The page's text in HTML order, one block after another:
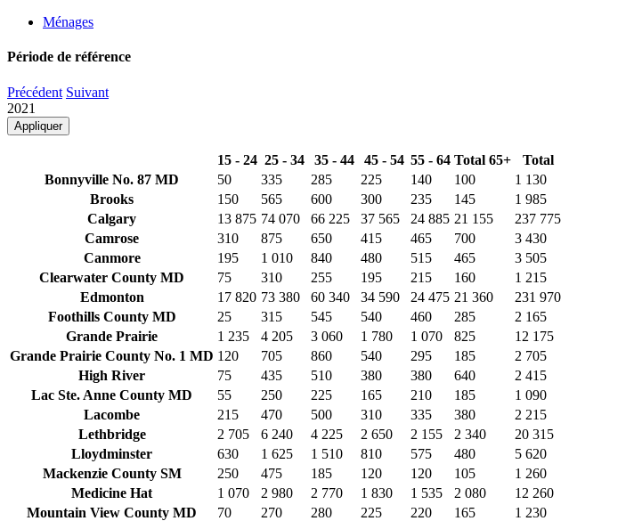
Ménages
Période de référence
Précédent Suivant
2021
Appliquer
15 - 24 25 - 34 35 - 44 45 - 54 55 - 64 Total 65+
Total
Bonnyville No. 87 MD
50 335 285 225 140 100
1 130
Brooks
150 565 600 300 235 145
1 985
Calgary
13 875 74 070 66 225 37 565 24 885 21 155
237 775
Camrose
310 875 650 415 465 700
3 430
Canmore
195 1 010 840 480 515 465
3 505
Clearwater County MD
75 310 255 195 215 160
1 215
Edmonton
17 820 73 380 60 340 34 590 24 475 21 360
231 970
Foothills County MD
25 315 545 540 460 285
2 165
Grande Prairie
1 235 4 205 3 060 1 780 1 070 825
12 175
Grande Prairie County No. 1 MD 120 705 860 540 295 185
2 705
High River
75 435 510 380 380 640
2 415
Lac Ste. Anne County MD
55 250 225 165 210 185
1 090
Lacombe
215 470 500 310 335 380
2 215
Lethbridge
2 705 6 240 4 225 2 650 2 155 2 340
20 315
Lloydminster
630 1 625 1 510 810 575 480
5 620
Mackenzie County SM
250 475 185 120 120 105
1 260
Medicine Hat
1 070 2 980 2 770 1 830 1 535 2 080
12 260
Mountain View County MD
70 270 280 225 220 165 1 230